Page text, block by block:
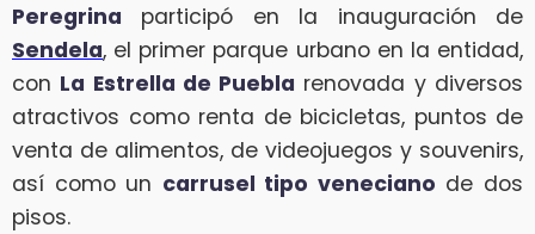
Peregrina participó en la inauguración de
Sendela, el primer parque urbano en la entidad,
con La Estrella de Puebla renovada y diversos
atractivos como renta de bicicletas, puntos de
venta de alimentos, de videojuegos y souvenirs,
así como un carrusel tipo veneciano de dos
pisos.